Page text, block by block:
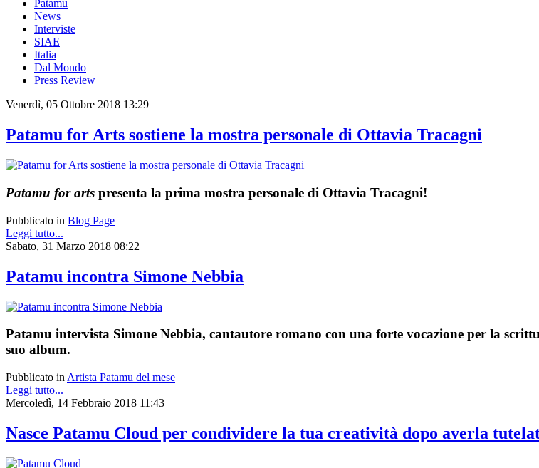
Patamu
News
Interviste
SIAE
Italia
Dal Mondo
Press Review
Venerdì, 05 Ottobre 2018 13:29
Patamu for Arts sostiene la mostra personale di Ottavia Tracagni
Patamu for arts presenta la prima mostra personale di Ottavia Tracagni!
Pubblicato in Blog Page
Leggi tutto...
Sabato, 31 Marzo 2018 08:22
Patamu incontra Simone Nebbia
Patamu intervista Simone Nebbia, cantautore romano con una forte vocazione per la
suo album.
Pubblicato in Artista Patamu del mese
Leggi tutto...
Mercoledì, 14 Febbraio 2018 11:43
Nasce Patamu Cloud per condividere la tua creatività dopo averla